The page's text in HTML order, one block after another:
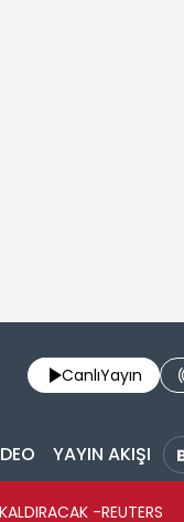
CanlıYayın
YAYIN AKIŞI
-REUTERS